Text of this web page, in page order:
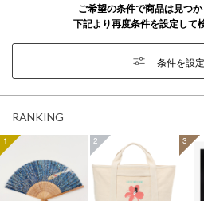
ご希望の条件で商品は見つか
下記より再度条件を設定して
条件を設
RANKING
1 2 3